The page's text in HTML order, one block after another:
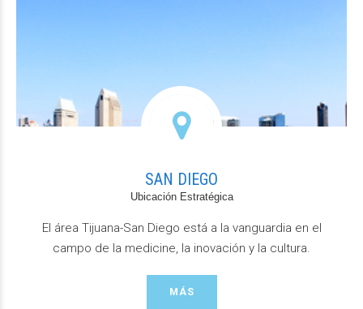
SAN DIEGO
Ubicación Estratégica
El área Tijuana-San Diego está a la vanguardia en el
campo de la medicine, la inovación y la cultura.
MÁS